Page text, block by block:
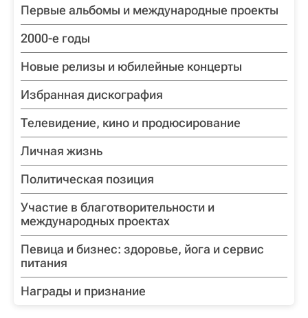
Первые альбомы и международные проекты
2000-е годы
Новые релизы и юбилейные концерты
Избранная дискография
Телевидение, кино и продюсирование
Личная жизнь
Политическая позиция
Участие в благотворительности и
международных проектах
Певица и бизнес: здоровье, йога и сервис
питания
Награды и признание